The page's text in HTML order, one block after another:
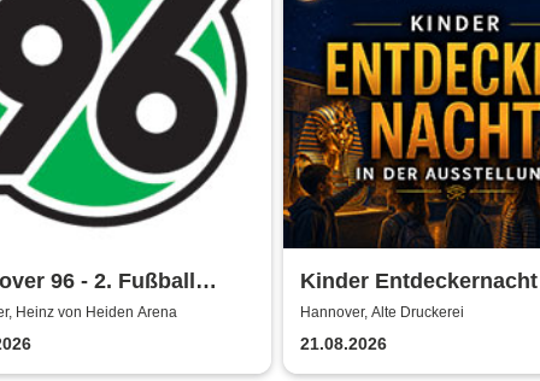
96 - 2. Fußball
Saison 2026/27
Heinz von Heiden Arena
Kinder Entdeckernacht |
TUTANCHAMUN |
Ein Immersives
Hannover, Alte Druckerei
21.08.2026